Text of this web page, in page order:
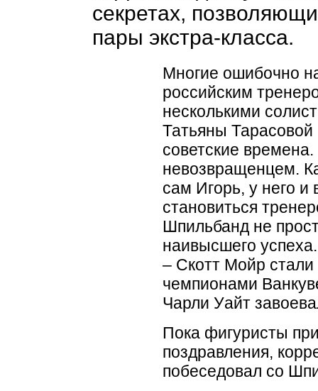
секретах,
пары экстра-класса.
Многие ошибочно
российским
несколькими
Татьяны
советские времена.
невозвращенцем.
сам Игорь, у него
становиться
Шпильбанд не
наивысшего
– Скотт Мойр
чемпионами
Чарли Уайт
Пока фигуристы
поздравления,
побеседовал со